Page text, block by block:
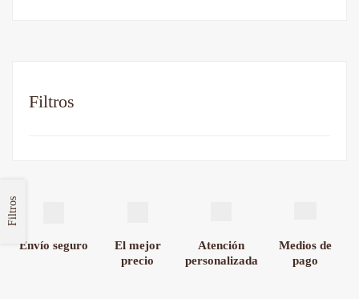
Filtros
Filtros
Envío seguro
El mejor
precio
Atención
personalizada
Medios de
pago